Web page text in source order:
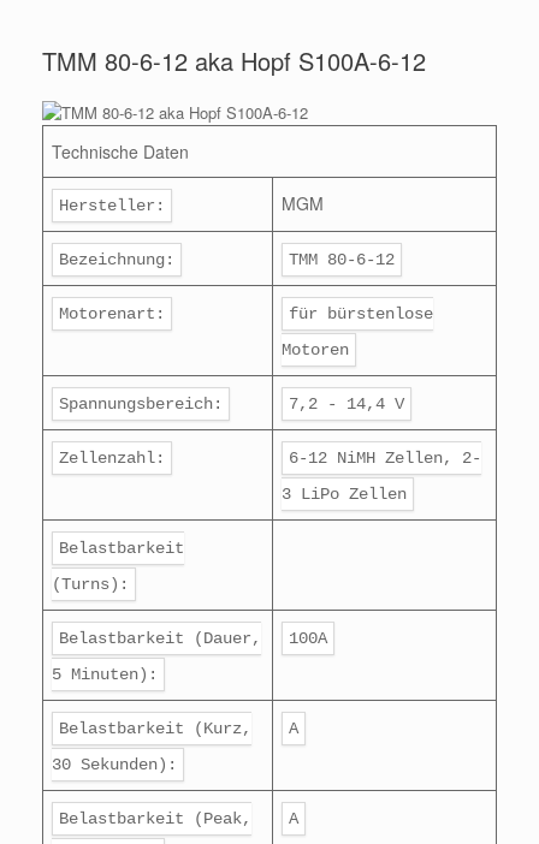
TMM 80-6-12 aka Hopf S100A-6-12
Technische Daten
Hersteller: MGM
Bezeichnung: TMM 80-6-12
Motorenart:
für bürstenlose
Motoren
Spannungsbereich: 7,2 - 14,4 V
Zellenzahl:
6-12 NiMH Zellen, 2-
3 LiPo Zellen
Belastbarkeit
(Turns):
Belastbarkeit (Dauer,
5 Minuten):
100A
Belastbarkeit (Kurz,
30 Sekunden):
A
Belastbarkeit (Peak,
A